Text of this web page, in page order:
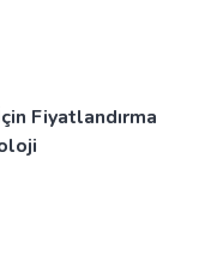
Fiyatlandırma